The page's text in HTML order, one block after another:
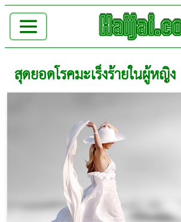
สุดยอดโรคมะเร็งร้ายในผู้หญิง